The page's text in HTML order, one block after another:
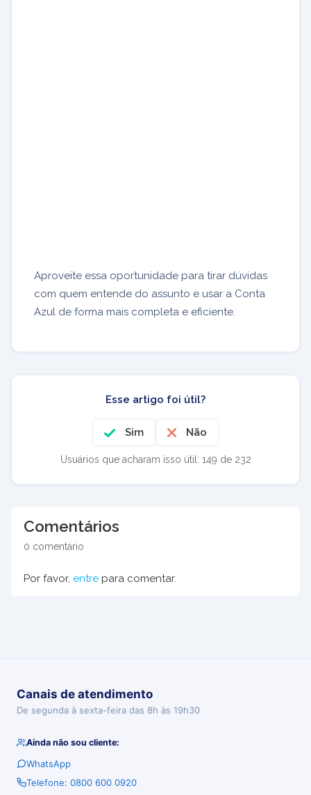
Aproveite essa oportunidade para tirar dúvidas
com quem entende do assunto e usar a Conta
Azul de forma mais completa e eficiente.
Esse artigo foi útil?
Sim Não
Usuários que acharam isso útil: 149 de 232
Comentários
0 comentário
Por favor, entre para comentar.
Canais de atendimento
De segunda à sexta-feira das 8h às 19h30
Ainda não sou cliente:
WhatsApp
Telefone: 0800 600 0920